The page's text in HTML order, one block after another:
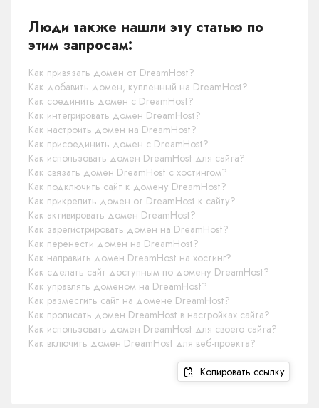
Люди также нашли эту статью по
этим запросам:
Как привязать домен от DreamHost?
Как добавить домен, купленный на DreamHost?
Как соединить домен с DreamHost?
Как интегрировать домен DreamHost?
Как настроить домен на DreamHost?
Как присоединить домен с DreamHost?
Как использовать домен DreamHost для сайта?
Как связать домен DreamHost с хостингом?
Как подключить сайт к домену DreamHost?
Как прикрепить домен от DreamHost к сайту?
Как активировать домен DreamHost?
Как зарегистрировать домен на DreamHost?
Как перенести домен на DreamHost?
Как направить домен DreamHost на хостинг?
Как сделать сайт доступным по домену DreamHost?
Как управлять доменом на DreamHost?
Как разместить сайт на домене DreamHost?
Как прописать домен DreamHost в настройках сайта?
Как использовать домен DreamHost для своего сайта?
Как включить домен DreamHost для веб-проекта?
Копировать ссылку